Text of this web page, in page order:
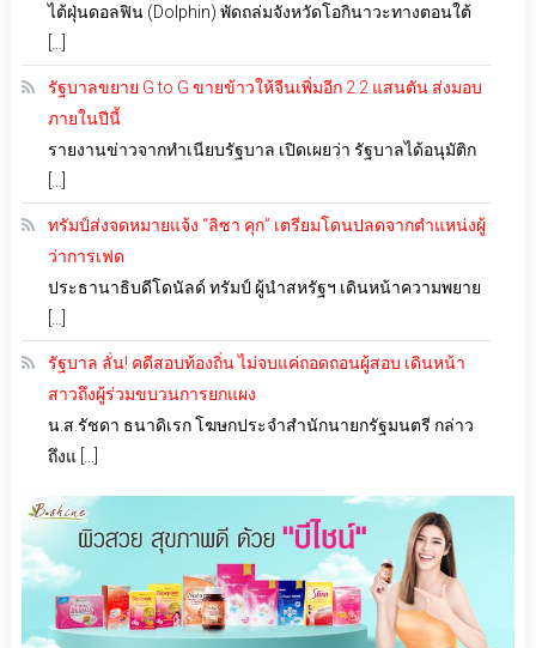
ไต้ฝุ่นดอลฟิน (Dolphin) พัดถล่มจังหวัดโอกินาวะทางตอนใต้
รัฐบาลขยาย G to G ขายข้าวให้จีนเพิ่มอีก 2.2 แสนตัน ส่งมอบ
ภายในปีนี้
รายงานข่าวจากทำเนียบรัฐบาล เปิดเผยว่า รัฐบาลได้อนุมัติก
ทรัมป์ส่งจดหมายแจ้ง “ลิซา คุก” เตรียมโดนปลดจากตำแหน่งผู้
ว่าการเฟด
ประธานาธิบดีโดนัลด์ ทรัมป์ ผู้นำสหรัฐฯ เดินหน้าความพยาย
รัฐบาล ลั่น! คดีสอบท้องถิ่น ไม่จบแค่ถอดถอนผู้สอบ เดินหน้า
สาวถึงผู้ร่วมขบวนการยกแผง
น.ส.รัชดา ธนาดิเรก โฆษกประจำสำนักนายกรัฐมนตรี กล่าว
ถึงแ […]